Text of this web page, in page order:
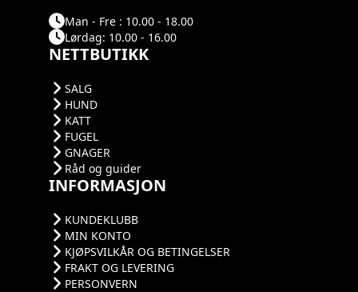
Man - Fre : 10.00 - 18.00
Lørdag: 10.00 - 16.00
NETTBUTIKK
SALG
HUND
KATT
FUGEL
GNAGER
Råd og guider
INFORMASJON
KUNDEKLUBB
MIN KONTO
KJØPSVILKÅR OG BETINGELSER
FRAKT OG LEVERING
PERSONVERN